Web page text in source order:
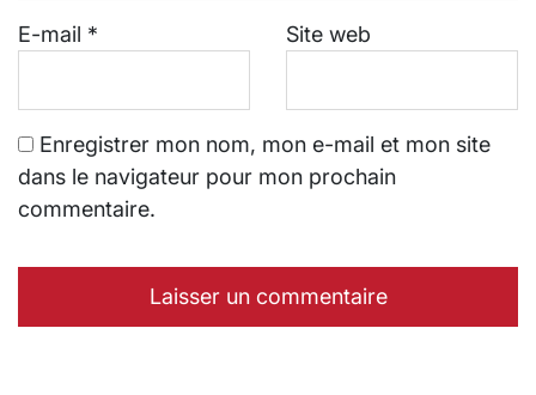
E-mail * Site web
Enregistrer mon nom, mon e-mail et mon site
dans le navigateur pour mon prochain
commentaire.